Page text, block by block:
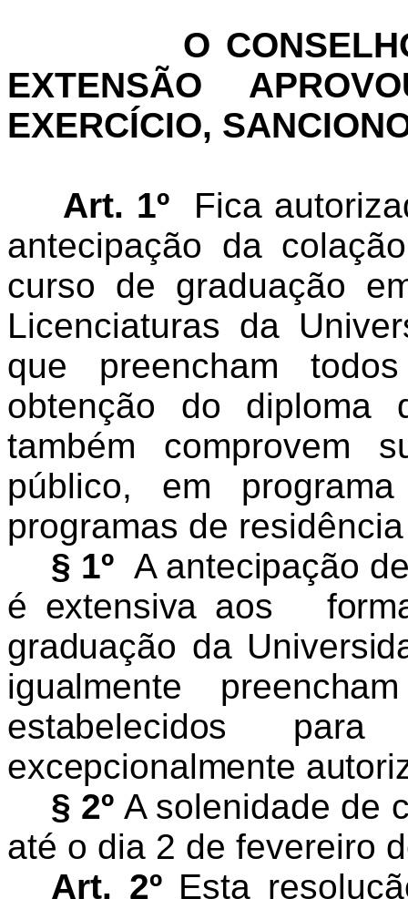
O
EXTENSÃO
EXERCÍCIO,
Art. 1º
Fica
antecipação da
curso de graduação
Licenciaturas da
que preencham
obtenção do diploma
também comprovem
público, em
programas de
§ 1º A antecipação
é extensiva aos
graduação da
igualmente
estabelecidos
excepcionalmente
§ 2ºA solenidade de
até o dia 2 de fevereiro
Art. 2ºEsta